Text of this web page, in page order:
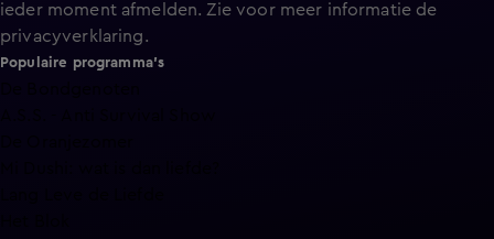
ieder moment afmelden. Zie voor meer informatie de
privacyverklaring.
Populaire programma's